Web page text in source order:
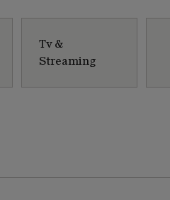
Tv &
Streaming